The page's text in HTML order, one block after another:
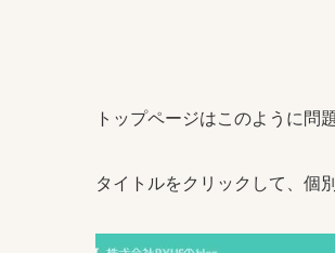
トップページはこのように問
タイトルをクリックして、個